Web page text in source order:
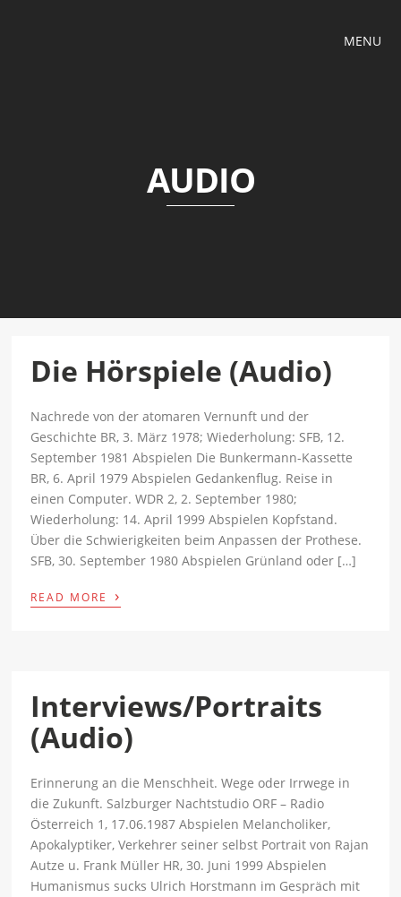
MENU
AUDIO
Die Hörspiele (Audio)
Nachrede von der atomaren Vernunft und der
Geschichte BR, 3. März 1978; Wiederholung: SFB, 12.
September 1981 Abspielen Die Bunkermann-Kassette
BR, 6. April 1979 Abspielen Gedankenflug. Reise in
einen Computer. WDR 2, 2. September 1980;
Wiederholung: 14. April 1999 Abspielen Kopfstand.
Über die Schwierigkeiten beim Anpassen der Prothese.
SFB, 30. September 1980 Abspielen Grünland oder […]
READ MORE ›
Interviews/Portraits
(Audio)
Erinnerung an die Menschheit. Wege oder Irrwege in
die Zukunft. Salzburger Nachtstudio ORF – Radio
Österreich 1, 17.06.1987 Abspielen Melancholiker,
Apokalyptiker, Verkehrer seiner selbst Portrait von Rajan
Autze u. Frank Müller HR, 30. Juni 1999 Abspielen
Humanismus sucks Ulrich Horstmann im Gespräch mit